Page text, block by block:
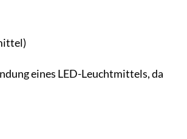
eines LED-Leuchtmittels, da